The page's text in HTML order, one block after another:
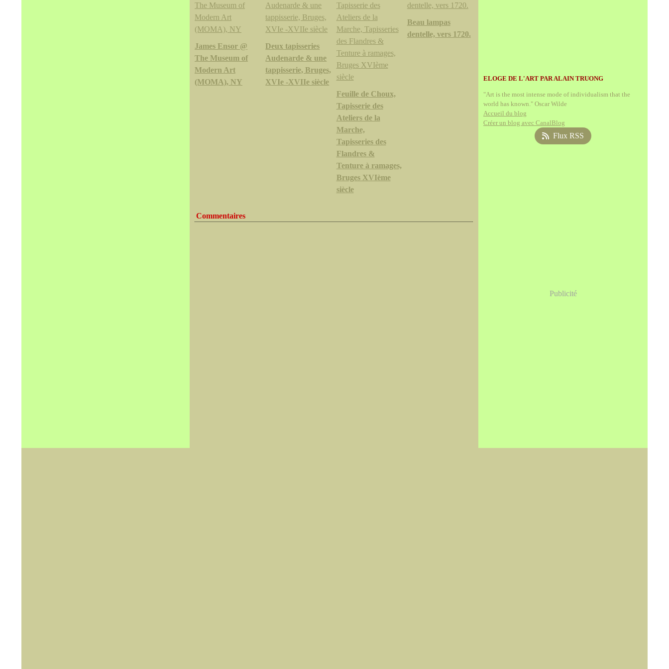
James Ensor @
The Museum of
Modern Art
(MOMA), NY
Deux tapisseries
Audenarde & une
tappisserie, Bruges,
XVIe -XVIIe siècle
Feuille de Choux,
Tapisserie des
Ateliers de la
Marche,
Tapisseries des
Flandres &
Tenture à ramages,
Bruges XVIème
siècle
Beau lampas
dentelle, vers 1720.
Commentaires
ELOGE DE L'ART PAR ALAIN TRUONG
"Art is the most intense mode of individualism that the
world has known." Oscar Wilde
Accueil du blog
Créer un blog avec CanalBlog
Flux RSS
Publicité